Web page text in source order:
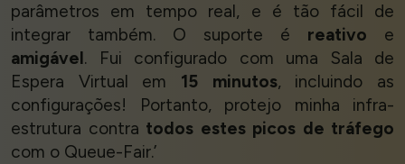
parâmetros em tempo real, e é tão fácil de
integrar também. O suporte é reativo e
amigável. Fui configurado com uma Sala de
Espera Virtual em 15 minutos, incluindo as
configurações! Portanto, protejo minha infra-
estrutura contra todos estes picos de tráfego
com o Queue-Fair.’